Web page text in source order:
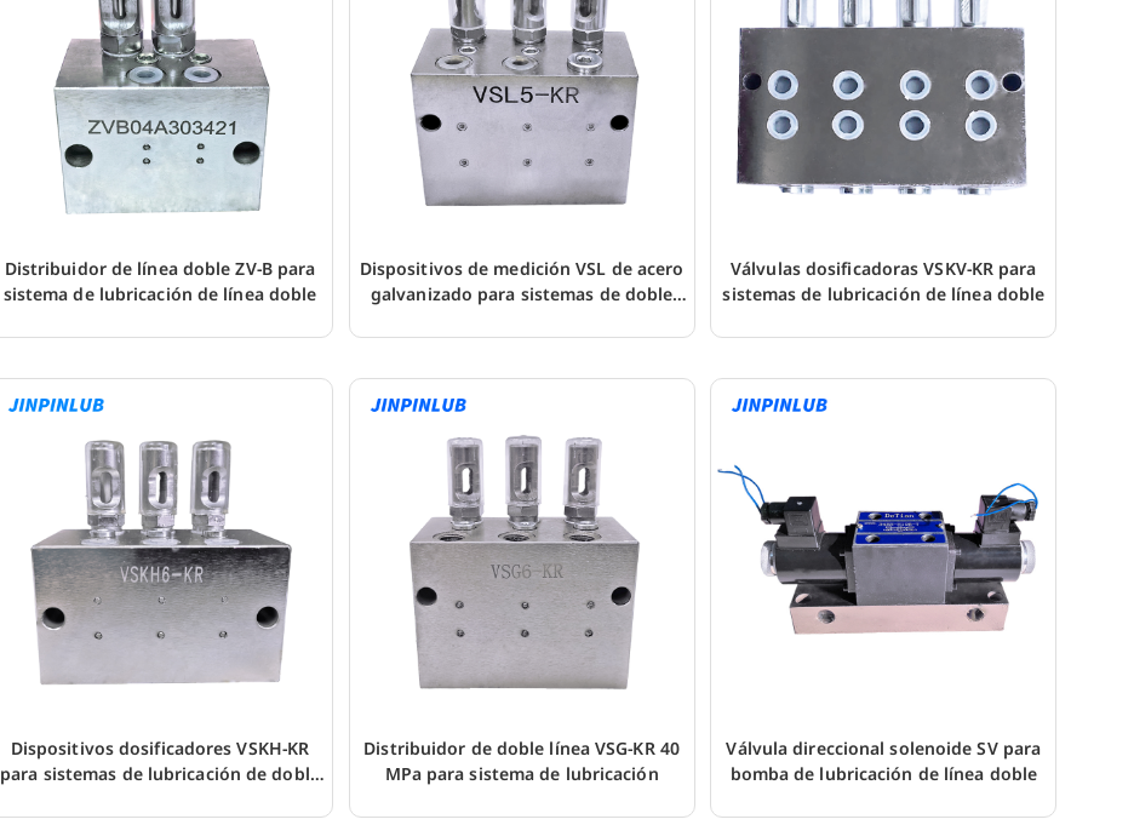
Distribuidor de línea doble ZV-B para
sistema de lubricación de línea doble
Dispositivos de medición VSL de acero
galvanizado para sistemas de doble
Válvulas dosificadoras VSKV-KR para
sistemas de lubricación de línea doble
Dispositivos dosificadores VSKH-KR
para sistemas de lubricación de doble
Distribuidor de doble línea VSG-KR 40
MPa para sistema de lubricación
Válvula direccional solenoide SV para
bomba de lubricación de línea doble